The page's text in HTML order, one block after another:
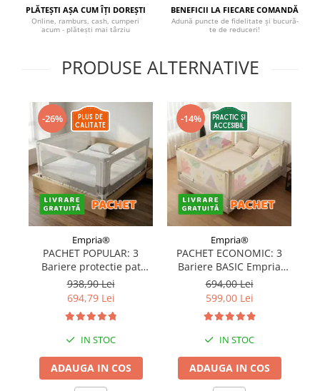
PLĂTEȘTI AȘA CUM ÎȚI DOREȘTI
Online, ramburs, cash, cumperi
acum - plătești mai târziu
BENEFICII LA FIECARE COMANDĂ
Adună puncte de fidelitate și bucură-
te de reduceri!
PRODUSE ALTERNATIVE
-26%
Empria®
PACHET POPULAR: 3
Bariere protectie pat
copii, SELECT, 160x200
cm
938,90 Lei
694,79 Lei
IN STOC
ADAUGA IN COS
-14%
Empria®
PACHET ECONOMIC: 3
Bariere BASIC Empria
protectie pat 160X200 cm
+ bara stabilizatoare
694,00 Lei
599,00 Lei
IN STOC
ADAUGA IN COS